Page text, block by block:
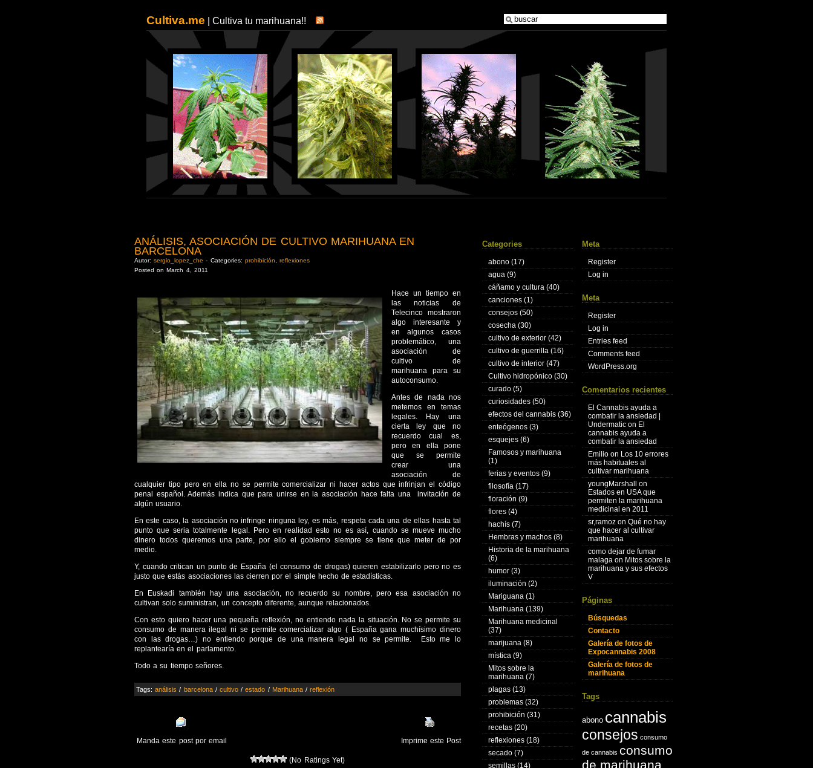
Cultiva.me | Cultiva tu marihuana!!
ANÁLISIS, ASOCIACIÓN DE CULTIVO MARIHUANA EN
BARCELONA
Autor:sergio_lopez_che - Categories: prohibición ,reflexiones
Posted on March 4, 2011
Hace un tiempo en
las noticias de
Telecinco mostraron
algo interesante y
en algunos casos
problemático, una
asociación de
cultivo de
marihuana para su
autoconsumo.
Antes de nada nos
metemos en temas
legales. Hay una
cierta ley que no
recuerdo cual es,
pero en ella pone
que se permite
crear una
asociación de
cualquier tipo pero en ella no se permite comercializar ni hacer actos que infrinjan el código
penal español. Además indica que para unirse en la asociación hace falta una invitación de
algún usuario.
En este caso, la asociación no infringe ninguna ley, es más, respeta cada una de ellas hasta tal
punto que seria totalmente legal. Pero en realidad esto no es así, cuando se mueve mucho
dinero todos queremos una parte, por ello el gobierno siempre se tiene que meter de por
medio.
Y, cuando critican un punto de España (el consumo de drogas) quieren estabilizarlo pero no es
justo que estás asociaciones las cierren por el simple hecho de estadísticas.
En Euskadi también hay una asociación, no recuerdo su nombre, pero esa asociación no
cultivan solo suministran, un concepto diferente, aunque relacionados.
Con esto quiero hacer una pequeña reflexión, no entiendo nada la situación. No se permite su
consumo de manera ilegal ni se permite comercializar algo ( España gana muchísimo dinero
con las drogas…) no entiendo porque de una manera legal no se permite. Esto me lo
replantearía en el parlamento.
Todo a su tiempo señores.
Tags:análisis / barcelona/cultivo /estado / Marihuana/reflexión
Manda este post por email Imprime este Post
(No Ratings Yet)
Categories
abono (17)
agua (9)
cáñamo y cultura (40)
canciones (1)
consejos (50)
cosecha (30)
cultivo de exterior (42)
cultivo de guerrilla (16)
cultivo de interior (47)
Cultivo hidropónico (30)
curado (5)
curiosidades (50)
efectos del cannabis (36)
enteógenos (3)
esquejes (6)
Famosos y marihuana
(1)
ferias y eventos (9)
filosofía (17)
floración (9)
flores (4)
hachís (7)
Hembras y machos (8)
Historia de la marihuana
(6)
humor (3)
iluminación (2)
Mariguana (1)
Marihuana (139)
Marihuana medicinal
(37)
marijuana (8)
mística (9)
Mitos sobre la
marihuana (7)
plagas (13)
problemas (32)
prohibición (31)
recetas (20)
reflexiones (18)
secado (7)
semillas (14)
Meta
Register
Log in
Meta
Register
Log in
Entries feed
Comments feed
WordPress.org
Comentarios recientes
El Cannabis ayuda a
combatir la ansiedad |
Undermatic on El
cannabis ayuda a
combatir la ansiedad
Emilio on Los 10 errores
más habituales al
cultivar marihuana
youngMarshall on
Estados en USA que
permiten la marihuana
medicinal en 2011
sr,ramoz on Qué no hay
que hacer al cultivar
marihuana
como dejar de fumar
malaga on Mitos sobre la
marihuana y sus efectos
V
Páginas
Búsquedas
Contacto
Galería de fotos de
Expocannabis 2008
Galería de fotos de
marihuana
Tags
abono cannabis
consejos consumo
de cannabis consumo
de marihuana